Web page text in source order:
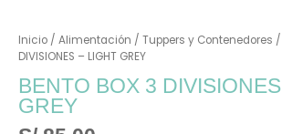
Inicio/ Alimentación / Tuppers y Contenedores /
DIVISIONES – LIGHT GREY
BENTO BOX 3
GREY
DIVISIONES
-
GREY
cantidad